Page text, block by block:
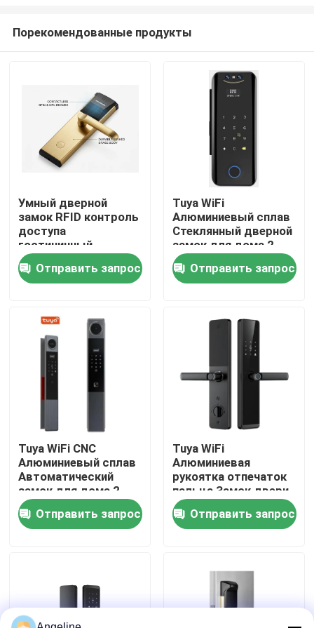
Домой
Продукты
О нас
Экскурсия по заводу
Контроль качества
Новости
Случаи
Download
Порекомендованные продукты
Умный дверной
замок RFID контроль
доступа
гостиничный
дверной замок
электронный замок
Отправить запрос
Tuya WiFi
Алюминиевый сплав
Стеклянный дверной
замок для дома 2
года гарантия, E-
186-3D
Отправить запрос
Tuya WiFi CNC
Алюминиевый сплав
Автоматический
замок для дома 2
года гарантия,E-739
Отправить запрос
Tuya WiFi
Алюминиевая
рукоятка отпечаток
пальца Замок двери
для дома 2 года
гарантия, E-599
Отправить запрос